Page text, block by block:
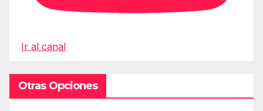
Ir al canal
Otras Opciones